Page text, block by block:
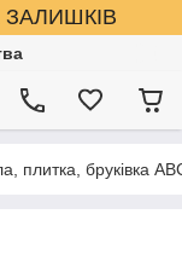
плитка, бруківка